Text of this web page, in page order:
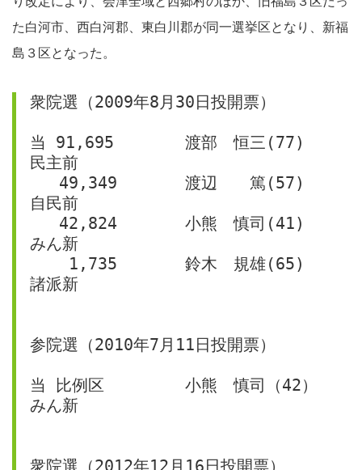
た白河市、西白河郡、東白川郡が同一選挙区となり、新福
島３区となった。
衆院選（2009年8月30日投開票）
当 91,695	渡部　恒三(77)
民主前
自民前
みん新
諸派新
参院選（2010年7月11日投開票）
当 比例区	小熊　慎司（42）
みん新
衆院選（2012年12月16日投開票）